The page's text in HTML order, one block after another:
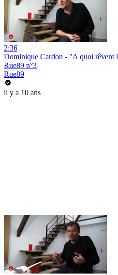
2:36
Dominique Cardon - "A quoi rêvent
Rue89 n°3
Rue89
il y a 10 ans